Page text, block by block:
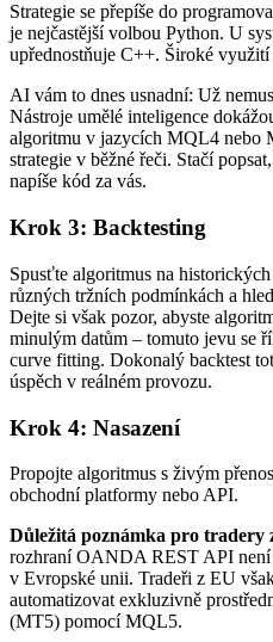
Strategie se přepíše do
je nejčastější volbou Python. U
upřednostňuje C++. Široké
AI vám to dnes usnadní: Už
Nástroje umělé inteligence
algoritmu v jazycích MQL4 nebo
strategie v běžné řeči. Stačí
napíše kód za vás.
Krok 3: Backtesting
Spusťte algoritmus na
různých tržních podmínkách a
Dejte si však pozor, abyste
minulým datům – tomuto jevu se
curve fitting. Dokonalý backtest
úspěch v reálném provozu.
Krok 4: Nasazení
Propojte algoritmus s živým
obchodní platformy nebo API.
Důležitá poznámka pro tradery
rozhraní OANDA REST API není
v Evropské unii. Tradeři z EU
automatizovat exkluzivně
(MT5) pomocí MQL5.